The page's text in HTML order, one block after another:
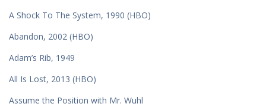
A Shock To The System, 1990 (HBO)
Abandon, 2002 (HBO)
Adam’s Rib, 1949
All Is Lost, 2013 (HBO)
Assume the Position with Mr. Wuhl